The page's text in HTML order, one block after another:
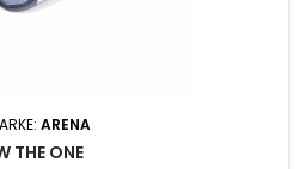
ARENA
THE ONE